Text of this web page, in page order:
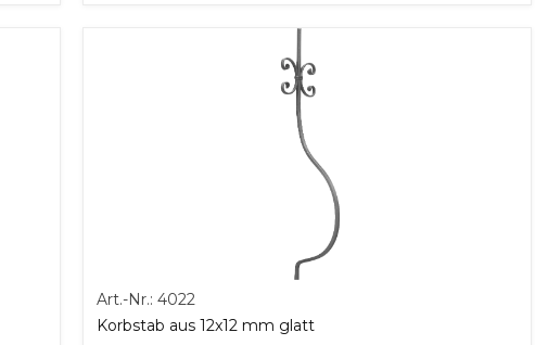
Art.-Nr.:4022
Korbstab aus 12x12 mm glatt